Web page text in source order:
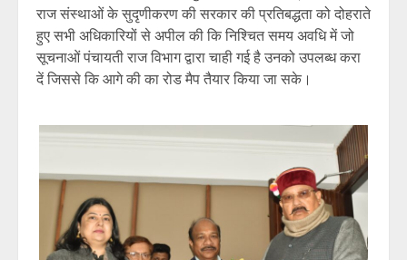
राज संस्थाओं के सुदृणीकरण की सरकार की प्रतिबद्धता को दोहराते
हुए सभी अधिकारियों से अपील की कि निश्चित समय अवधि में जो
सूचनाओं पंचायती राज विभाग द्वारा चाही गई है उनको उपलब्ध करा
दें जिससे कि आगे की का रोड मैप तैयार किया जा सके।